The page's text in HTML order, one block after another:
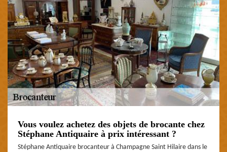
Vous voulez achetez des objets de brocante chez
Stéphane Antiquaire à prix intéressant ?
Stéphane Antiquaire brocanteur à Champagne Saint Hilaire dans le